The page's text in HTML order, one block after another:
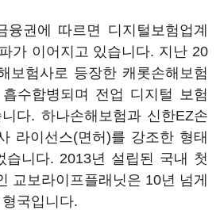
융권에 따르면 디지털보험업계
가 이어지고 있습니다. 지난 20
보험사로 등장한 캐롯손해보험
수합병되며 전업 디지털 보험
다. 하나손해보험과 신한EZ손
라이선스(면허)를 강조한 형태
습니다. 2013년 설립된 국내 첫
교보라이프플래닛은 10년 넘게
국입니다.